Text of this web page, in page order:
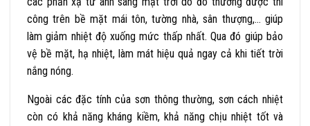
công trên bề mặt mái tôn, tường nhà, sân thượng,… giúp
làm giảm nhiệt độ xuống mức thấp nhất. Qua đó giúp bảo
vệ bề mặt, hạ nhiệt, làm mát hiệu quả ngay cả khi tiết trời
nắng nóng.
Ngoài các đặc tính của sơn thông thường, sơn cách nhiệt
còn có khả năng kháng kiềm, khả năng chịu nhiệt tốt và